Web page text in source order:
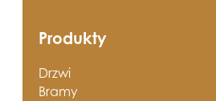
Produkty
Drzwi
Bramy